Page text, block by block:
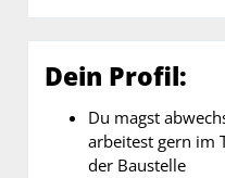
Dein Profil:
Du magst
arbeitest gern im
der Baustelle